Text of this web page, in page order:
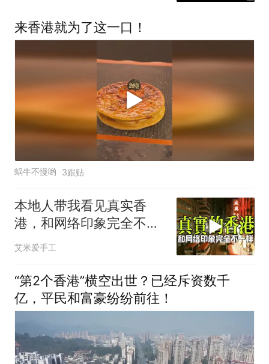
来香港就为了这一口！
蜗牛不慢哟 3跟贴
本地人带我看见真实香
港，和网络印象完全不一
样
艾米爱手工
“第2个香港”横空出世？已经斥资数千
亿，平民和富豪纷纷前往！